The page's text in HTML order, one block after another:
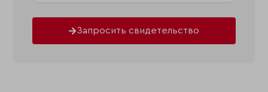
Запросить свидетельство